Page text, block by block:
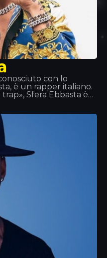
con lo
è un rapper italiano.
Sfera Ebbasta è
che ha riscosso un
in Italia. Questo
uscite di Sfera Ebbasta